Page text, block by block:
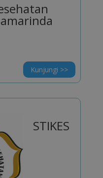
Kunjungi >>
STIKES